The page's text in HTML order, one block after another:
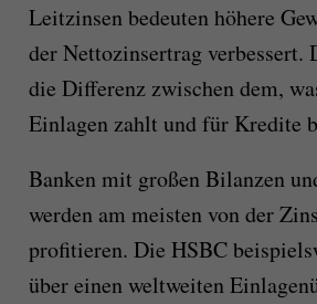
Leitzinsen bedeuten höhere
der Nettozinsertrag verbessert.
die Differenz zwischen dem,
Einlagen zahlt und für Kredite
Banken mit großen Bilanzen
werden am meisten von der
profitieren. Die HSBC
über einen weltweiten